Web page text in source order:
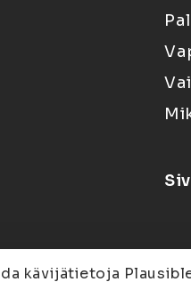
kävijätietoja